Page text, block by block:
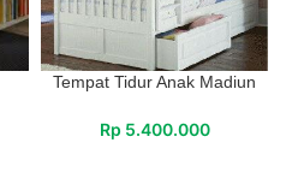
Tempat Tidur Anak Madiun
Rp 5.400.000